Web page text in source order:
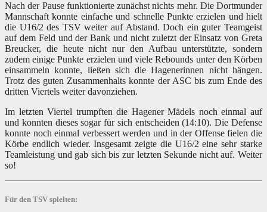
Nach der Pause funktionierte zunächst nichts mehr. Die Dortmunder
Mannschaft konnte einfache und schnelle Punkte erzielen und hielt
die U16/2 des TSV weiter auf Abstand. Doch ein guter Teamgeist
auf dem Feld und der Bank und nicht zuletzt der Einsatz von Greta
Breucker, die heute nicht nur den Aufbau unterstützte, sondern
zudem einige Punkte erzielen und viele Rebounds unter den Körben
einsammeln konnte, ließen sich die Hagenerinnen nicht hängen.
Trotz des guten Zusammenhalts konnte der ASC bis zum Ende des
dritten Viertels weiter davonziehen.
Im letzten Viertel trumpften die Hagener Mädels noch einmal auf
und konnten dieses sogar für sich entscheiden (14:10). Die Defense
konnte noch einmal verbessert werden und in der Offense fielen die
Körbe endlich wieder. Insgesamt zeigte die U16/2 eine sehr starke
Teamleistung und gab sich bis zur letzten Sekunde nicht auf. Weiter
so!
Für den TSV spielten: